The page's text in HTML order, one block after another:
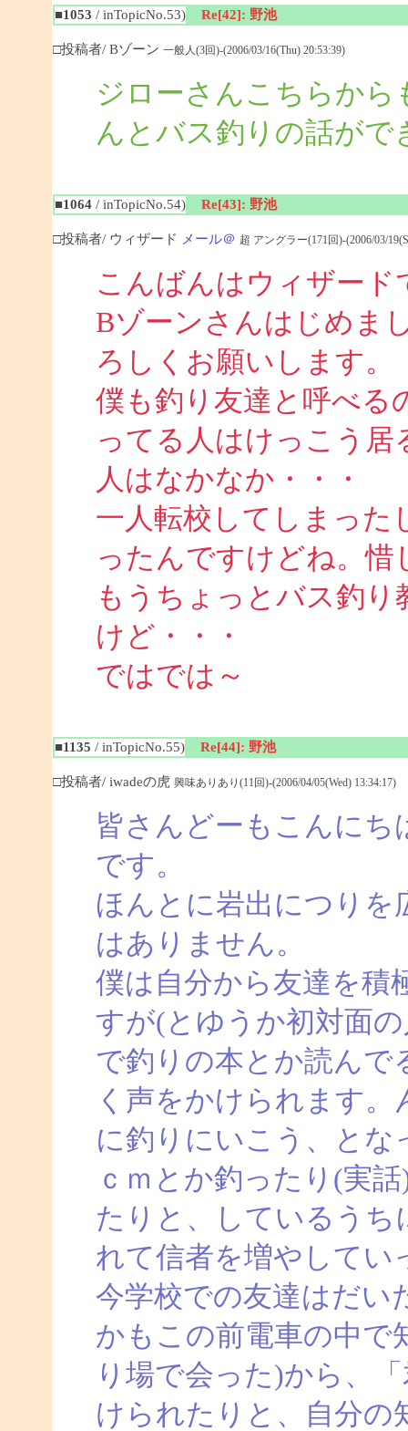
■1053 / inTopicNo.53) Re[42]: 野池
□投稿者/ Bゾーン 一般人(3回)-(2006/03/16(Thu) 20:53:39)
ジローさんこちらか
んとバス釣りの話がで
■1064/ inTopicNo.54) Re[43]: 野池
□投稿者/ ウィザード メール＠ 超 アングラー(171回)-(2006/03/
こんばんはウィザード
Bゾーンさんはじめま
ろしくお願いします。
僕も釣り友達と呼べる
ってる人はけっこう
人はなかなか・・・
一人転校してしまった
ったんですけどね。惜
もうちょっとバス釣
けど・・・
ではでは～
■1135 / inTopicNo.55) Re[44]: 野池
□投稿者/ iwadeの虎 興味ありあり(11回)-(2006/04/05(Wed) 13:34:17)
皆さんどーもこんにち
です。
ほんとに岩出につりを
はありません。
僕は自分から友達を積
すが(とゆうか初対面
で釣りの本とか読んで
く声をかけられます
に釣りにいこう、とな
ｃｍとか釣ったり(実
たりと、しているう
れて信者を増やしてい
今学校での友達はだい
かもこの前電車の中で
り場で会った)から、
けられたりと、自分の